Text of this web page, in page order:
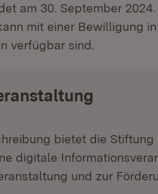
am 30. September
mit einer Bewilligung
verfügbar sind.
bietet die
digitale
und zur